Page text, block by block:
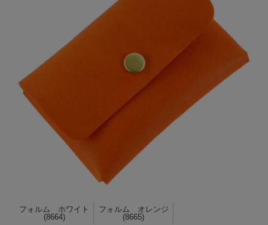
フォルム ホワイト
(8664)
フォルム オレンジ
(8665)